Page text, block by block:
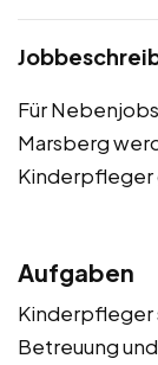
Für
Marsberg
Kinderpfleger
Aufgaben
Kinderpfleger
Betreuung